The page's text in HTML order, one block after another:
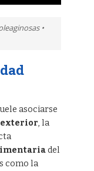
•
asociarse
exterior, la
del
como la